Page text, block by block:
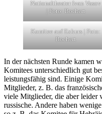
Nationaltheater Ivan Vasov
| Foto: Bochert
Komitee auf Exkurs | Foto:
Bochert
In der nächsten Runde kamen
Komitees unterschiedlich gut
leistungsfähig sind. Einige
Mitglieder, z. B. das
viele Mitglieder, die aber leider
russische. Andere haben